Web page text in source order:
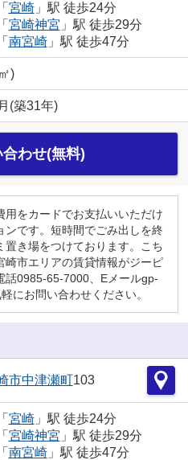
「 宮崎」駅 徒歩24分
「 宮崎神宮 」駅 徒歩29分
「 南宮崎」駅 徒歩47分
)
(築31年)
わせ(無料)
用をカードでお支払いいただけ
ンです。短時間でごみ出しを終
置き場をつけております。こち
崎市エリアの賃貸情報がジーピ
話0985-65-7000、Eメールgp-
にお問い合わせください。
市中津瀬町103
「 宮崎」駅 徒歩24分
「 宮崎神宮 」駅 徒歩29分
「 南宮崎」駅 徒歩47分